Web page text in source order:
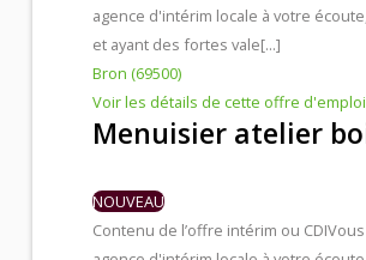
agence d'intérim locale à votre
et ayant des fortes vale[...]
Bron (69500)
Voir les détails de cette offre d'emploi
Menuisier atelier
NOUVEAU
Contenu de l’offre intérim ou CDI